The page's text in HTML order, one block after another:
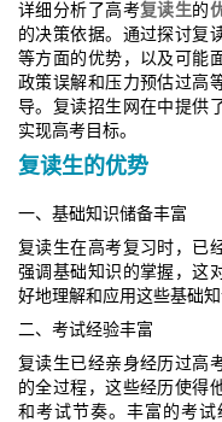
详细分析了高考复读生的
的决策依据。通过探讨复
等方面的优势，以及可能
政策误解和压力预估过高
导。复读招生网在中提供
实现高考目标。
复读生的优势
一、基础知识储备丰富
复读生在高考复习时，已
强调基础知识的掌握，这
好地理解和应用这些基础
二、考试经验丰富
复读生已经亲身经历过高
的全过程，这些经历使得
和考试节奏。丰富的考